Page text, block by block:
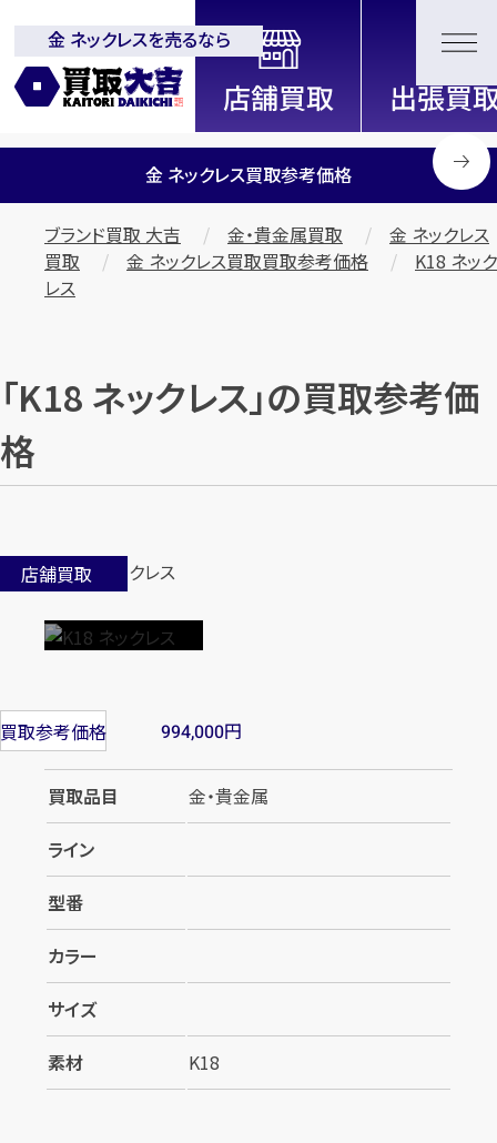
全国2200店舗以上展開中！
信頼と実績の買取専門店「買取大
吉」
金 ネックレスを売るなら
金 ネックレス買取参考価格
ブランド買取 大吉 金・貴金属買取
金 ネックレス
買取
金 ネックレス買取買取参考価格
K18 ネック
レス
「K18 ネックレス」の買取参考価
格
店舗買取
買取参考価格 994,000円
買取品目
金・貴金属
ライン
型番
カラー
サイズ
素材
K18